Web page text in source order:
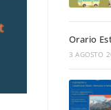
Orario
3 AGOSTO